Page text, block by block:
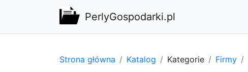
PerlyGospodarki.pl
Strona główna Katalog Kategorie Firmy